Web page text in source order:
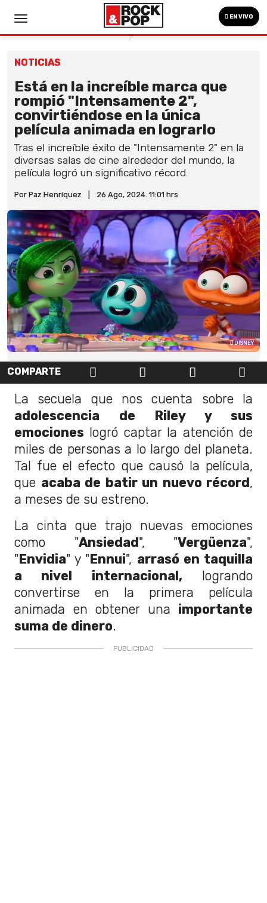
EN VIVO
NOTICIAS
Está en la increíble marca que
rompió "Intensamente 2",
convirtiéndose en la única
película animada en lograrlo
Tras el increíble éxito de "Intensamente 2" en la
diversas salas de cine alrededor del mundo, la
película logró un significativo récord.
Por Paz Henríquez 26 Ago, 2024. 11:01 hrs
DISNEY
COMPARTE
La secuela que nos cuenta sobre la
adolescencia de Riley y sus
emociones logró captar la atención de
miles de personas a lo largo del planeta.
Tal fue el efecto que causó la película,
que acaba de batir un nuevo récord,
a meses de su estreno.
La cinta que trajo nuevas emociones
como "Ansiedad", "Vergüenza",
"Envidia" y "Ennui", arrasó en taquilla
a nivel internacional,logrando
convertirse en la primera película
animada en obtener una importante
suma de dinero.